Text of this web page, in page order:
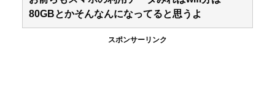
80GBとかそんなんになってると思うよ
スポンサーリンク